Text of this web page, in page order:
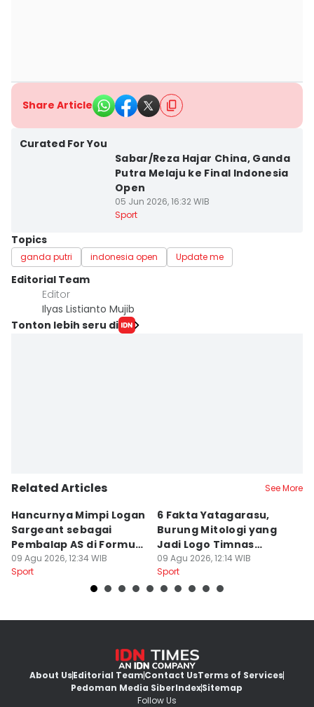
Share Article
Curated For You
Sabar/Reza Hajar China, Ganda
Putra Melaju ke Final Indonesia
Open
05 Jun 2026, 16:32 WIB
Sport
Topics
ganda putri indonesia open Update me
Editorial Team
Editor
Ilyas Listianto Mujib
Tonton lebih seru di
Related Articles See More
Hancurnya Mimpi Logan
Sargeant sebagai
Pembalap AS di Formula
1
09 Agu 2026, 12:34 WIB
Sport
6 Fakta Yatagarasu,
Burung Mitologi yang
Jadi Logo Timnas
Jepang
09 Agu 2026, 12:14 WIB
Sport
About UsEditorial TeamContact UsTerms of Services
Pedoman Media SiberIndexSitemap
Follow Us